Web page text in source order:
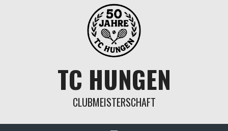
TC HUNGEN
CLUBMEISTERSCHAFT